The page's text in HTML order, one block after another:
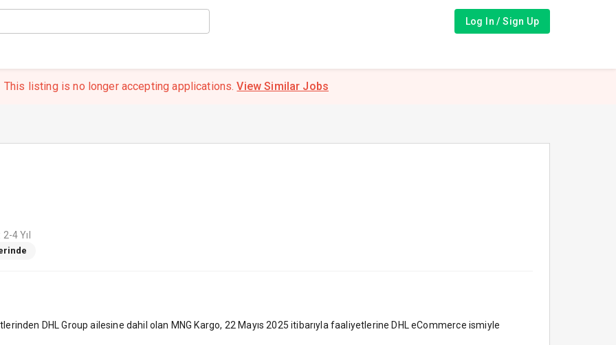
Log In / Sign Up
This listing is no longer accepting applications.View Similar Jobs
4 Yıl
DHL Group ailesine dahil olan MNG Kargo, 22 Mayıs 2025 itibarıyla faaliyetlerine DHL eCommerce ismiyle